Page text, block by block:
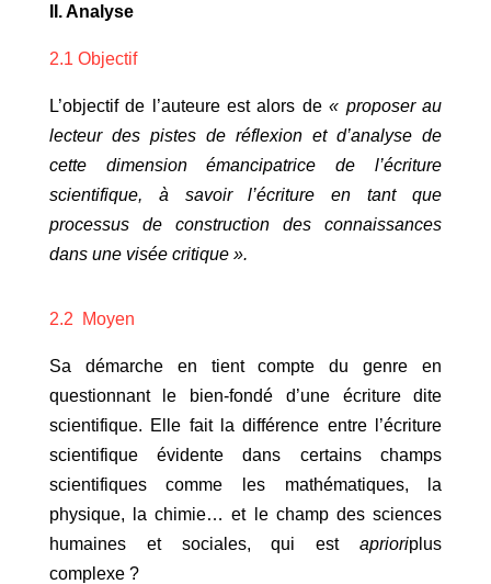
II. Analyse
2.1 Objectif
L’objectif de l’auteure est alors de « proposer au
lecteur des pistes de réflexion et d’analyse de
cette dimension émancipatrice de l’écriture
scientifique, à savoir l’écriture en tant que
processus de construction des connaissances
dans une visée critique ».
2.2 Moyen
Sa démarche en tient compte du genre en
questionnant le bien-fondé d’une écriture dite
scientifique. Elle fait la différence entre l’écriture
scientifique évidente dans certains champs
scientifiques comme les mathématiques, la
physique, la chimie… et le champ des sciences
humaines et sociales, qui est
aprioriplus
complexe ?